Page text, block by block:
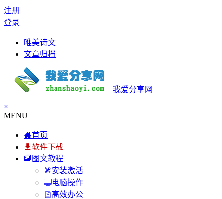
注册
登录
唯美诗文
文章归档
我爱分享网
×
MENU
首页
软件下载
图文教程
安装激活
电脑操作
高效办公